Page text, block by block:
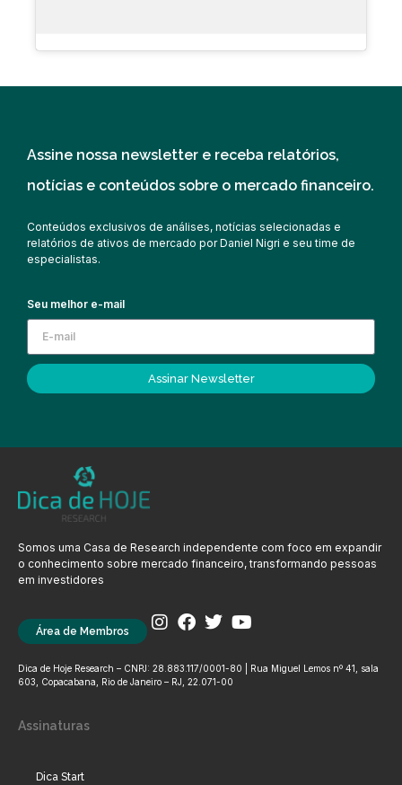
Assine nossa newsletter e receba relatórios,
notícias e conteúdos sobre o mercado financeiro.
Conteúdos exclusivos de análises, notícias selecionadas e
relatórios de ativos de mercado por Daniel Nigri e seu time de
especialistas.
Seu melhor e-mail
Assinar Newsletter
Somos uma Casa de Research independente com foco em expandir
o conhecimento sobre mercado financeiro, transformando pessoas
em investidores
Área de Membros
Dica de Hoje Research – CNPJ: 28.883.117/0001-80 | Rua Miguel Lemos nº 41, sala
603, Copacabana, Rio de Janeiro – RJ, 22.071-00
Assinaturas
Dica Start